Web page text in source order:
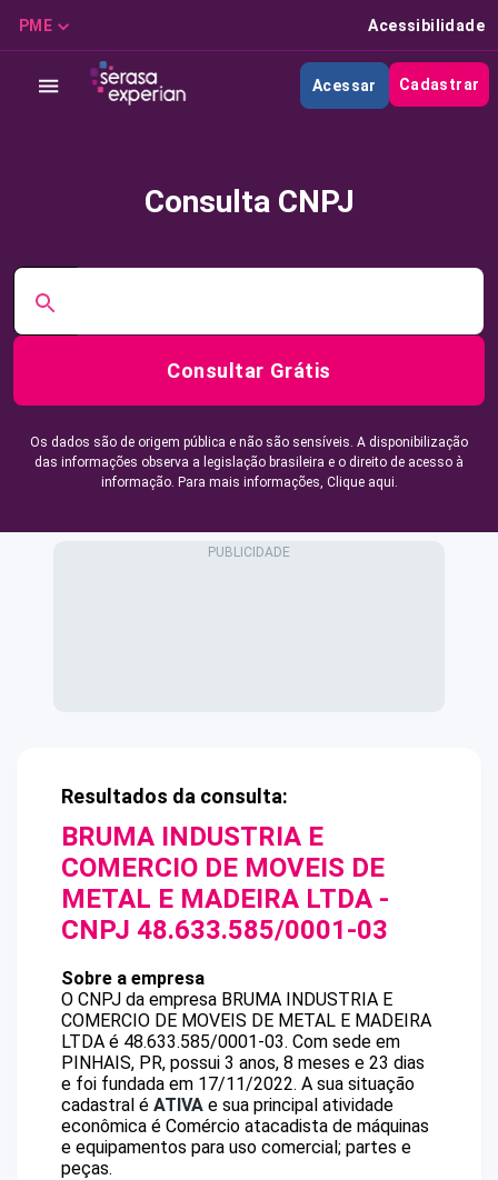
PME Acessibilidade
Acessar Cadastrar
Consulta CNPJ
Consultar Grátis
Os dados são de origem pública e não são sensíveis. A disponibilização
das informações observa a legislação brasileira e o direito de acesso à
informação. Para mais informações, Clique aqui.
Resultados da consulta:
BRUMA INDUSTRIA E
COMERCIO DE MOVEIS DE
METAL E MADEIRA LTDA -
CNPJ 48.633.585/0001-03
Sobre a empresa
O CNPJ da empresa BRUMA INDUSTRIA E
COMERCIO DE MOVEIS DE METAL E MADEIRA
LTDA é 48.633.585/0001-03. Com sede em
PINHAIS, PR, possui 3 anos, 8 meses e 23 dias
e foi fundada em 17/11/2022. A sua situação
cadastral é ATIVA e sua principal atividade
econômica é Comércio atacadista de máquinas
e equipamentos para uso comercial; partes e
peças.